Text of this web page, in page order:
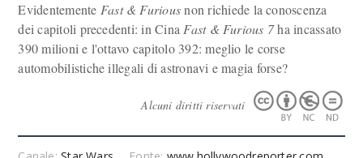
Evidentemente Fast & Furiousnon richiede la conoscenza
dei capitoli precedenti: in Cina Fast & Furious 7ha incassato
390 milioni e l'ottavo capitolo 392: meglio le corse
automobilistiche illegali di astronavi e magia forse?
Alcuni diritti riservati